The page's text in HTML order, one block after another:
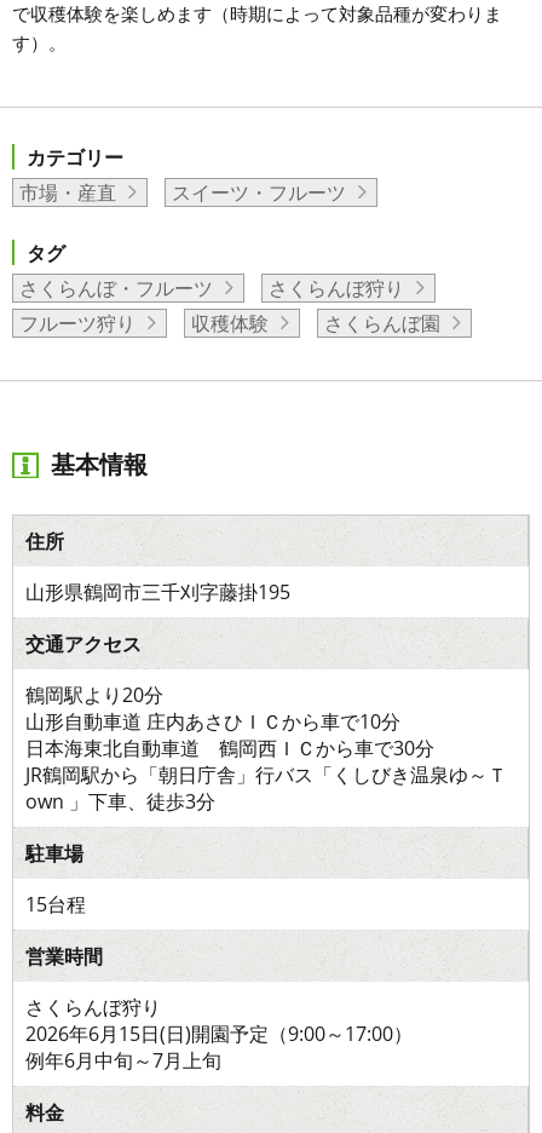
で収穫体験を楽しめます（時期によって対象品種が変わりま
す）。
カテゴリー
市場・産直
スイーツ・フルーツ
タグ
さくらんぼ・フルーツ
さくらんぼ狩り
フルーツ狩り
収穫体験 さくらんぼ園
基本情報
住所
山形県鶴岡市三千刈字藤掛195
交通アクセス
鶴岡駅より20分
山形自動車道 庄内あさひＩＣから車で10分
日本海東北自動車道 鶴岡西ＩＣから車で30分
JR鶴岡駅から「朝日庁舎」行バス「くしびき温泉ゆ～Ｔ
own 」下車、徒歩3分
駐車場
15台程
営業時間
さくらんぼ狩り
2026年6月15日(日)開園予定（9:00～17:00）
例年6月中旬～7月上旬
料金